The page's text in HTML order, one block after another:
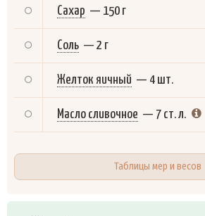
Сахар — 150 г
Соль — 2 г
Желток яичный — 4 шт.
Масло сливочное — 7 ст. л.
Таблицы мер и весов